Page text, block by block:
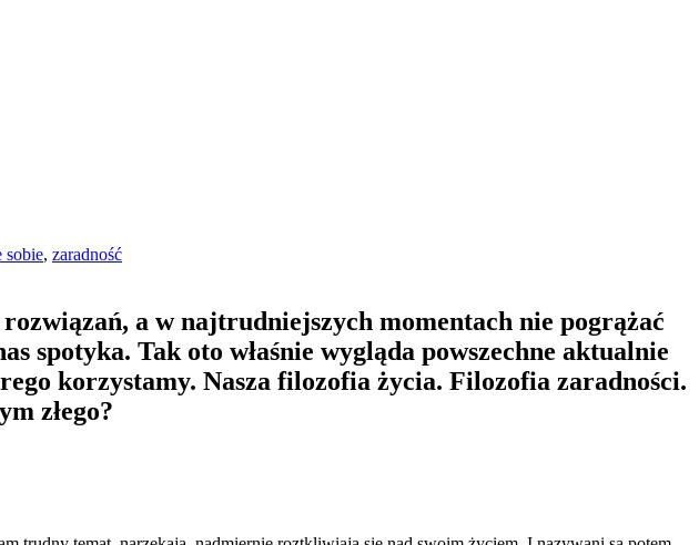
sobie, zaradność
a w najtrudniejszych momentach nie pogrążać
spotyka. Tak oto właśnie wygląda powszechne aktualnie
korzystamy. Nasza filozofia życia. Filozofia zaradności.
złego?